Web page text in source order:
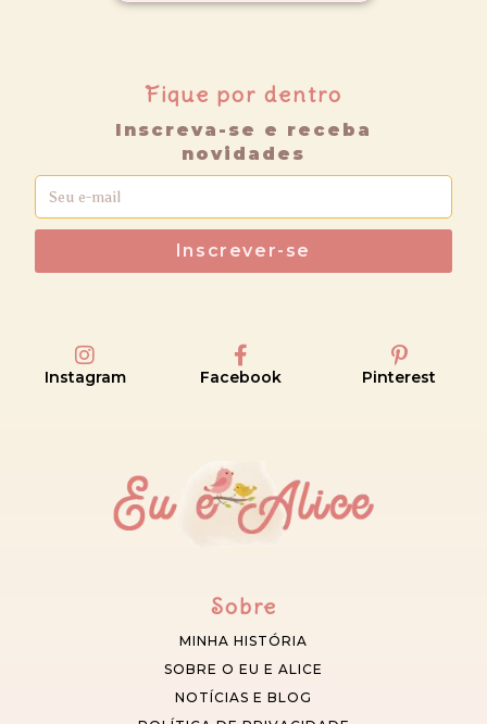
Fique por dentro
Inscreva-se e receba
novidades
Inscrever-se
Instagram Facebook Pinterest
Sobre
MINHA HISTÓRIA
SOBRE O EU E ALICE
NOTÍCIAS E BLOG